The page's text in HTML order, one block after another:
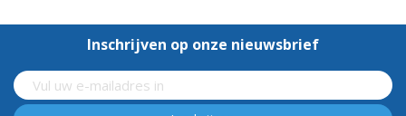
Inschrijven op onze nieuwsbrief